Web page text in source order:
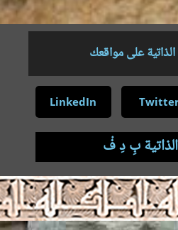
على مواقعك
LinkedIn
بِ دِ فْ